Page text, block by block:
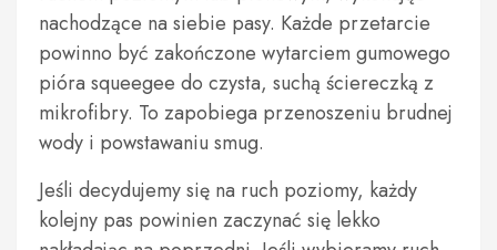
nachodzące na siebie pasy. Każde przetarcie
powinno być zakończone wytarciem gumowego
pióra squeegee do czysta, suchą ściereczką z
mikrofibry. To zapobiega przenoszeniu brudnej
wody i powstawaniu smug.
Jeśli decydujemy się na ruch poziomy, każdy
kolejny pas powinien zaczynać się lekko